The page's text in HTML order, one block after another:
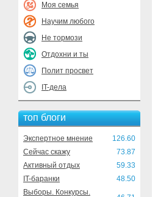
Моя семья
Научим любого
Не тормози
Отдохни и ты
Полит просвет
IT-дела
топ блоги
Экспертное мнение
126.60
Сейчас скажу
73.87
Активный отдых
59.33
IT-баранки
48.50
Выборы. Конкурсы.